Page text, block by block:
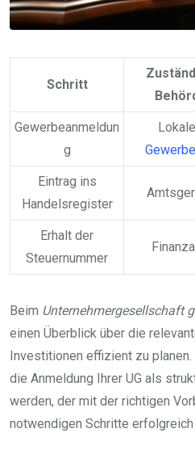
Schritt
Gewerbeanmeldun
g
Eintrag ins
Handelsregister
Erhalt der
Steuernummer
Beim Unternehmergesellschaft
einen Überblick über die
Investitionen effizient zu
die Anmeldung Ihrer UG als
werden, der mit der richtigen
notwendigen Schritte